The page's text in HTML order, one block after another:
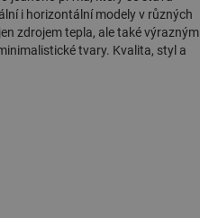
i horizontální modely v různých
zdrojem tepla, ale také výrazným
tvary. Kvalita, styl a